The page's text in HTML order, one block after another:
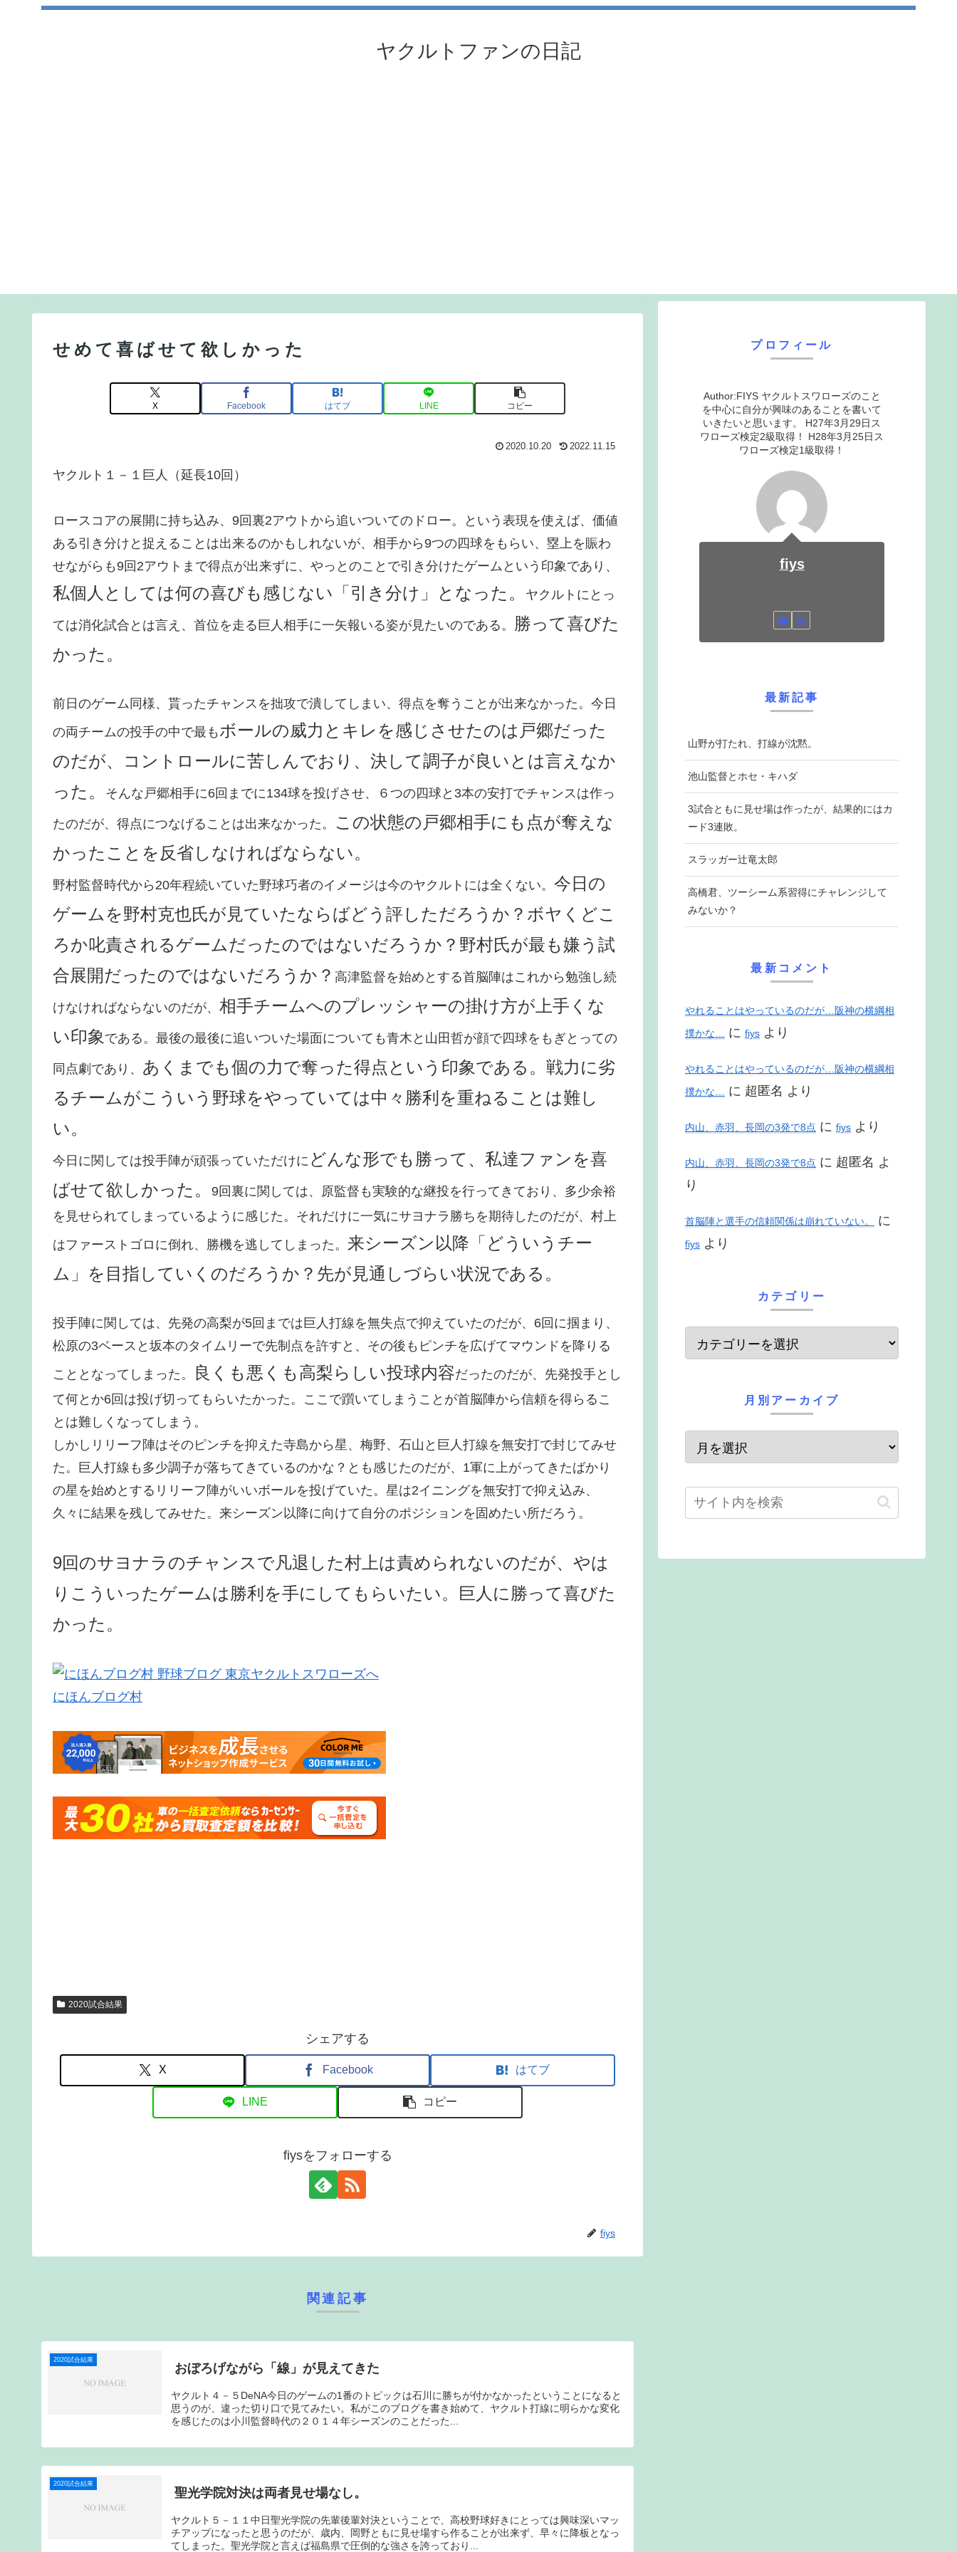
ヤクルトファンの日記
せめて喜ばせて欲しかった
X Facebook はてブ LINE コピー
2020.10.20 2022.11.15
ヤクルト１－１巨人（延長10回）
ロースコアの展開に持ち込み、9回裏2アウトから追いついてのドロー。という表現を使えば、価値
ある引き分けと捉えることは出来るのかもしれないが、相手から9つの四球をもらい、塁上を賑わ
せながらも9回2アウトまで得点が出来ずに、やっとのことで引き分けたゲームという印象であり、
私個人としては何の喜びも感じない「引き分け」となった。 ヤクルトにとっ
ては消化試合とは言え、首位を走る巨人相手に一矢報いる姿が見たいのである。 勝って喜びた
かった。
前日のゲーム同様、貰ったチャンスを拙攻で潰してしまい、得点を奪うことが出来なかった。今日
の両チームの投手の中で最も ボールの威力とキレを感じさせたのは戸郷だった
のだが、コントロールに苦しんでおり、決して調子が良いとは言えなか
った。
そんな戸郷相手に6回までに134球を投げさせ、６つの四球と3本の安打でチャンスは作っ
たのだが、得点につなげることは出来なかった。
この状態の戸郷相手にも点が奪えな
かったことを反省しなければならない。
野村監督時代から20年程続いていた野球巧者のイメージは今のヤクルトには全くない。 今日の
ゲームを野村克也氏が見ていたならばどう評しただろうか？ボヤくどこ
ろか叱責されるゲームだったのではないだろうか？野村氏が最も嫌う試
合展開だったのではないだろうか？ 高津監督を始めとする首脳陣はこれから勉強し続
けなければならないのだが、 相手チームへのプレッシャーの掛け方が上手くな
い印象 である。最後の最後に追いついた場面についても青木と山田哲が顔で四球をもぎとっての
同点劇であり、 あくまでも個の力で奪った得点という印象である。戦力に劣
るチームがこういう野球をやっていては中々勝利を重ねることは難し
い。
今日に関しては投手陣が頑張っていただけに どんな形でも勝って、私達ファンを喜
ばせて欲しかった。
9回裏に関しては、原監督も実験的な継投を行ってきており、多少余裕
を見せられてしまっているように感じた。それだけに一気にサヨナラ勝ちを期待したのだが、村上
はファーストゴロに倒れ、勝機を逃してしまった。 来シーズン以降「どういうチー
ム」を目指していくのだろうか？先が見通しづらい状況である。
投手陣に関しては、先発の高梨が5回までは巨人打線を無失点で抑えていたのだが、6回に掴まり、
松原の3ベースと坂本のタイムリーで先制点を許すと、その後もピンチを広げてマウンドを降りる
こととなってしまった。
良くも悪くも高梨らしい投球内容だったのだが、先発投手とし
て何とか6回は投げ切ってもらいたかった。ここで躓いてしまうことが首脳陣から信頼を得らるこ
とは難しくなってしまう。
しかしリリーフ陣はそのピンチを抑えた寺島から星、梅野、石山と巨人打線を無安打で封じてみせ
た。巨人打線も多少調子が落ちてきているのかな？とも感じたのだが、1軍に上がってきたばかり
の星を始めとするリリーフ陣がいいボールを投げていた。星は2イニングを無安打で抑え込み、
久々に結果を残してみせた。来シーズン以降に向けて自分のポジションを固めたい所だろう。
9回のサヨナラのチャンスで凡退した村上は責められないのだが、やは
りこういったゲームは勝利を手にしてもらいたい。巨人に勝って喜びた
かった。
にほんブログ村
2020試合結果
シェアする
X Facebook はてブ
LINE コピー
fiysをフォローする
fiys
関連記事
2020試合結果
おぼろげながら「線」が見えてきた
ヤクルト４－５DeNA今日のゲームの1番のトピックは石川に勝ちが付かなかったということになると
思うのが、違った切り口で見てみたい。私がこのブログを書き始めて、ヤクルト打線に明らかな変化
を感じたのは小川監督時代の２０１４年シーズンのことだった...
2020試合結果
聖光学院対決は両者見せ場なし。
ヤクルト５－１１中日聖光学院の先輩後輩対決ということで、高校野球好きにとっては興味深いマッ
チアップになったと思うのだが、歳内、岡野ともに見せ場すら作ることが出来ず、早々に降板となっ
てしまった。聖光学院と言えば福島県で圧倒的な強さを誇っており...
プロフィール
Author:FIYS ヤクルトスワローズのこと
を中心に自分が興味のあることを書いて
いきたいと思います。 H27年3月29日ス
ワローズ検定2級取得！ H28年3月25日ス
ワローズ検定1級取得！
fiys
最新記事
山野が打たれ、打線が沈黙。
池山監督とホセ・キハダ
3試合ともに見せ場は作ったが、結果的にはカ
ード3連敗。
スラッガー辻竜太郎
高橋君、ツーシーム系習得にチャレンジして
みないか？
最新コメント
やれることはやっているのだが…阪神の横綱相
撲かな… に fiys より
やれることはやっているのだが…阪神の横綱相
撲かな… に 超匿名 より
内山、赤羽、長岡の3発で8点 に fiys より
内山、赤羽、長岡の3発で8点 に 超匿名 よ
り
首脳陣と選手の信頼関係は崩れていない。 に
fiys より
カテゴリー
月別アーカイブ